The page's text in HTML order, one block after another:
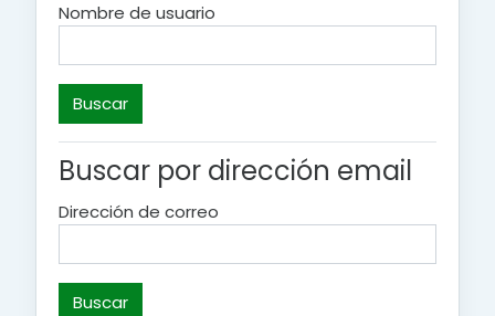
Nombre de usuario
Buscar por dirección email
Dirección de correo